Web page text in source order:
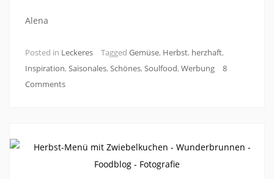
Alena
Posted in Leckeres Tagged Gemüse, Herbst, herzhaft,
Inspiration, Saisonales, Schönes, Soulfood, Werbung
8
Comments